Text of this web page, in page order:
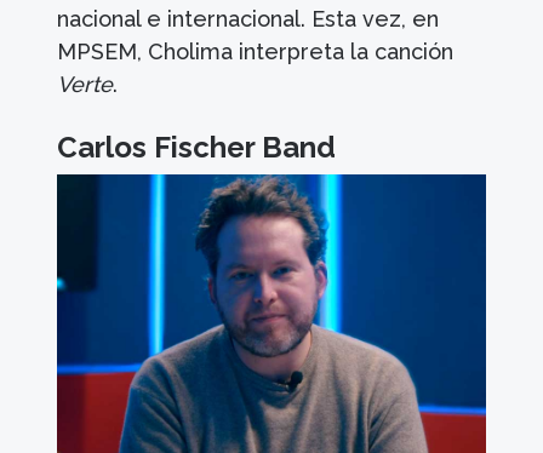
nacional e internacional. Esta vez, en
MPSEM, Cholima interpreta la canción
Verte.
Carlos Fischer Band